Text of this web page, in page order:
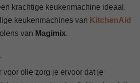
krachtige keukenmachine ideaal.
keukenmachines van KitchenAid
van Magimix.
voor olie zorg je ervoor dat je